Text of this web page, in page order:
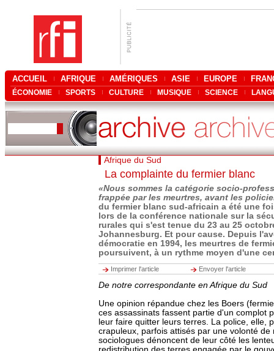
ACCUEIL AFRIQUE AMÉRIQUES ASIE EUROPE
ÉCONOMIE SPORTS CULTURE MUSIQUE SCIENCE
Afrique du Sud
La complainte du fermier blanc
«Nous sommes la catégorie socio-
frappée par les meurtres, avant les
du fermier blanc sud-africain a été une
lors de la conférence nationale sur la
rurales qui s'est tenue du 23 au 25
Johannesburg. Et pour cause. Depuis
démocratie en 1994, les meurtres de
poursuivent, à un rythme moyen d'une
Imprimer l'article Envoyer l'article
De notre correspondante en Afrique du Sud
Une opinion répandue chez les Boers
ces assassinats fassent partie d'un complot
leur faire quitter leurs terres. La police, elle,
crapuleux, parfois attisés par une volonté de
sociologues dénoncent de leur côté les